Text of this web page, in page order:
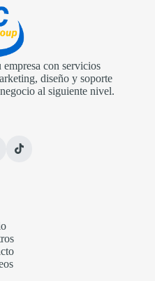
con servicios
diseño y soporte
al siguiente nivel.